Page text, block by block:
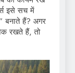
इसे सच में
बनाते हैं? अगर
रखते हैं, तो